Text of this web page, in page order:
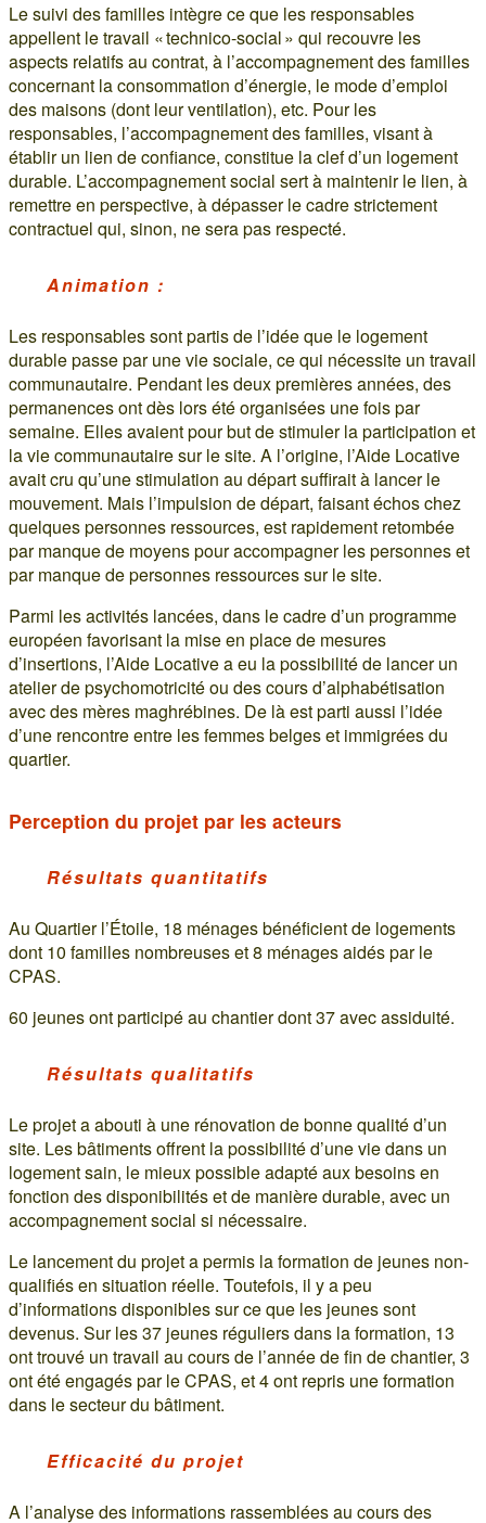
Le suivi des familles intègre ce que les responsables
appellent le travail « technico-social » qui recouvre les
aspects relatifs au contrat, à l’accompagnement des familles
concernant la consommation d’énergie, le mode d’emploi
des maisons (dont leur ventilation), etc. Pour les
responsables, l’accompagnement des familles, visant à
établir un lien de confiance, constitue la clef d’un logement
durable. L’accompagnement social sert à maintenir le lien, à
remettre en perspective, à dépasser le cadre strictement
contractuel qui, sinon, ne sera pas respecté.
Animation :
Les responsables sont partis de l’idée que le logement
durable passe par une vie sociale, ce qui nécessite un travail
communautaire. Pendant les deux premières années, des
permanences ont dès lors été organisées une fois par
semaine. Elles avaient pour but de stimuler la participation et
la vie communautaire sur le site. A l’origine, l’Aide Locative
avait cru qu’une stimulation au départ suffirait à lancer le
mouvement. Mais l’impulsion de départ, faisant échos chez
quelques personnes ressources, est rapidement retombée
par manque de moyens pour accompagner les personnes et
par manque de personnes ressources sur le site.
Parmi les activités lancées, dans le cadre d’un programme
européen favorisant la mise en place de mesures
d’insertions, l’Aide Locative a eu la possibilité de lancer un
atelier de psychomotricité ou des cours d’alphabétisation
avec des mères maghrébines. De là est parti aussi l’idée
d’une rencontre entre les femmes belges et immigrées du
quartier.
Perception du projet par les acteurs
Résultats quantitatifs
Au Quartier l’Étoile, 18 ménages bénéficient de logements
dont 10 familles nombreuses et 8 ménages aidés par le
CPAS.
60 jeunes ont participé au chantier dont 37 avec assiduité.
Résultats qualitatifs
Le projet a abouti à une rénovation de bonne qualité d’un
site. Les bâtiments offrent la possibilité d’une vie dans un
logement sain, le mieux possible adapté aux besoins en
fonction des disponibilités et de manière durable, avec un
accompagnement social si nécessaire.
Le lancement du projet a permis la formation de jeunes non-
qualifiés en situation réelle. Toutefois, il y a peu
d’informations disponibles sur ce que les jeunes sont
devenus. Sur les 37 jeunes réguliers dans la formation, 13
ont trouvé un travail au cours de l’année de fin de chantier, 3
ont été engagés par le CPAS, et 4 ont repris une formation
dans le secteur du bâtiment.
Efficacité du projet
A l’analyse des informations rassemblées au cours des